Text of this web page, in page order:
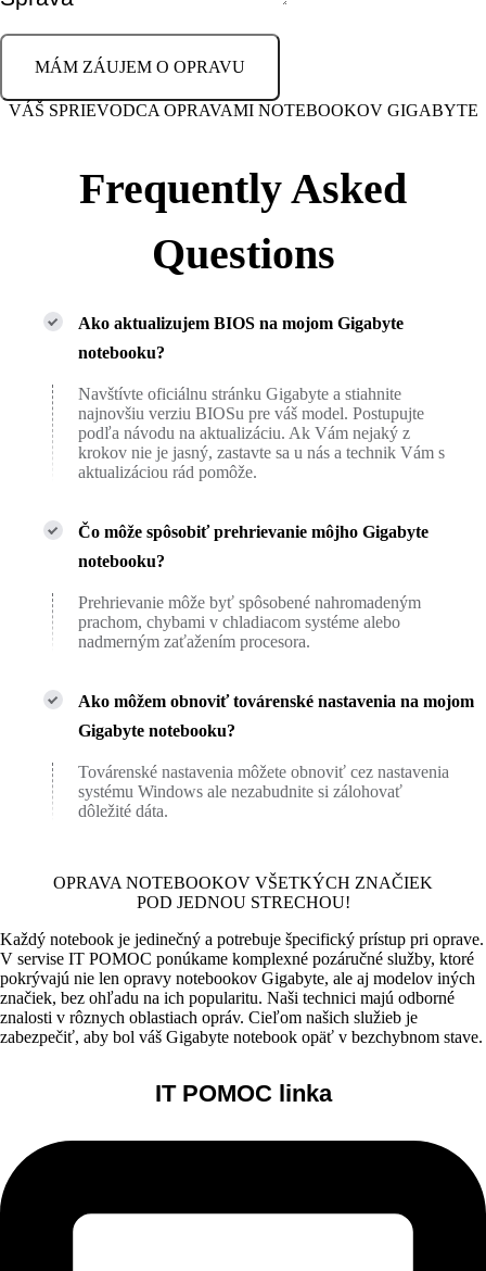
MÁM ZÁUJEM O OPRAVU
VÁŠ SPRIEVODCA OPRAVAMI NOTEBOOKOV GIGABYTE
Frequently Asked
Questions
Ako aktualizujem BIOS na mojom Gigabyte
notebooku?
Navštívte oficiálnu stránku Gigabyte a stiahnite
najnovšiu verziu BIOSu pre váš model. Postupujte
podľa návodu na aktualizáciu. Ak Vám nejaký z
krokov nie je jasný, zastavte sa u nás a technik Vám s
aktualizáciou rád pomôže.
Čo môže spôsobiť prehrievanie môjho Gigabyte
notebooku?
Prehrievanie môže byť spôsobené nahromadeným
prachom, chybami v chladiacom systéme alebo
nadmerným zaťažením procesora.
Ako môžem obnoviť továrenské nastavenia na mojom
Gigabyte notebooku?
Továrenské nastavenia môžete obnoviť cez nastavenia
systému Windows ale nezabudnite si zálohovať
dôležité dáta.
OPRAVA NOTEBOOKOV VŠETKÝCH ZNAČIEK
POD JEDNOU STRECHOU!
Každý notebook je jedinečný a potrebuje špecifický prístup pri oprave.
V servise IT POMOC ponúkame komplexné pozáručné služby, ktoré
pokrývajú nie len opravy notebookov Gigabyte, ale aj modelov iných
značiek, bez ohľadu na ich popularitu. Naši technici majú odborné
znalosti v rôznych oblastiach opráv. Cieľom našich služieb je
zabezpečiť, aby bol váš Gigabyte notebook opäť v bezchybnom stave.
IT POMOC linka